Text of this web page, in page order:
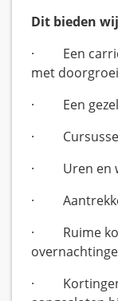
Dit bieden
· Een
met
· Een
·
· Uren en
·
· Ruime
· Kortingen/